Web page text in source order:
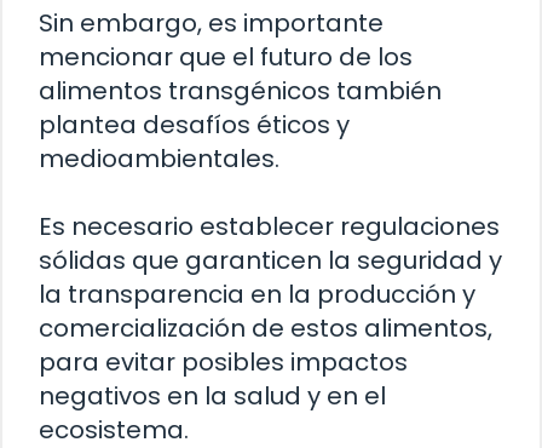
Sin embargo, es importante
mencionar que el futuro de los
alimentos transgénicos también
plantea desafíos éticos y
medioambientales.
Es necesario establecer regulaciones
sólidas que garanticen la seguridad y
la transparencia en la producción y
comercialización de estos alimentos,
para evitar posibles impactos
negativos en la salud y en el
ecosistema.